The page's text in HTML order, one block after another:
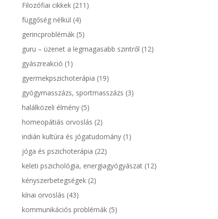
Filozófiai cikkek(211)
függőség nélkül (4)
gerincproblémák(5)
guru – üzenet a legmagasabb szintről (12)
gyászreakció (1)
gyermekpszichoterápia (19)
gyógymasszázs, sportmasszázs (3)
halálközeli élmény(5)
homeopátiás orvoslás (2)
indián kultúra és jógatudomány(1)
jóga és pszichoterápia (22)
keleti pszichológia, energiagyógyászat(12)
kényszerbetegségek(2)
kínai orvoslás (43)
kommunikációs problémák(5)